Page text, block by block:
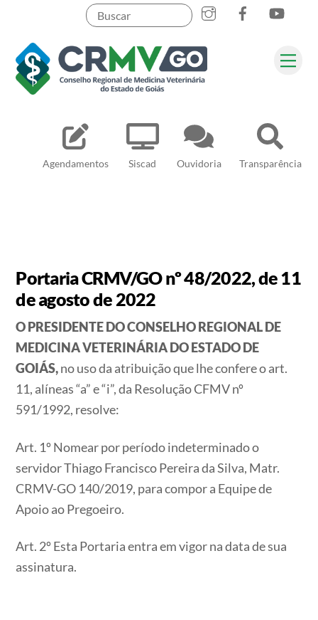
content
Agendamentos Siscad Ouvidoria Transparência
Pesquisar
Portaria CRMV/GO nº 48/2022, de 11
de agosto de 2022
O PRESIDENTE DO CONSELHO REGIONAL DE
MEDICINA VETERINÁRIA DO ESTADO DE
GOIÁS,no uso da atribuição que lhe confere o art.
11, alíneas “a” e “i”, da Resolução CFMV nº
591/1992, resolve:
Art. 1º Nomear por período indeterminado o
servidor Thiago Francisco Pereira da Silva, Matr.
CRMV-GO 140/2019, para compor a Equipe de
Apoio ao Pregoeiro.
Art. 2º Esta Portaria entra em vigor na data de sua
assinatura.